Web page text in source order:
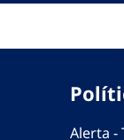
Alerta -